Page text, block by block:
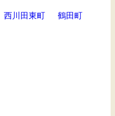
西川田東町 鶴田町